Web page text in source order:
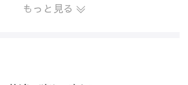
もっと見る